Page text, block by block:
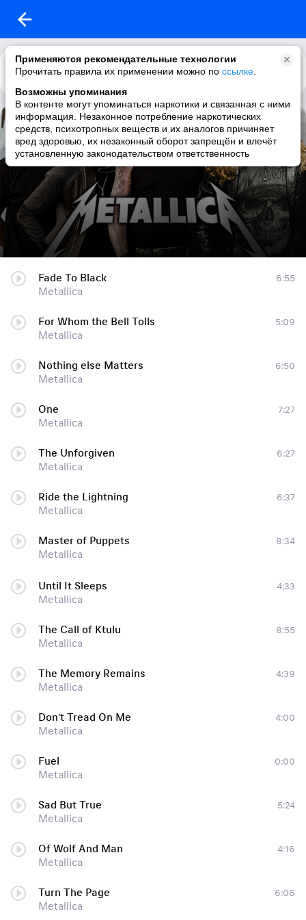
Применяются рекомендательные технологии
Прочитать правила их применении можно по ссылке
Возможны упоминания
В контенте могут упоминаться наркотики и связанная с ними
информация. Незаконное потребление наркотических
средств, психотропных веществ и их аналогов причиняет
вред здоровью, их незаконный оборот запрещён и влечёт
установленную законодательством ответственность
Каталог Рекомендации
Metallica
21 трек|thrash metal / metal / heavy metal / hard rock
Fade To Black
Metallica
6:55
For Whom the Bell Tolls
Metallica
5:09
Nothing else Matters
Metallica
6:50
One
Metallica
7:27
The Unforgiven
Metallica
6:27
Ride the Lightning
Metallica
6:37
Master of Puppets
Metallica
8:34
Until It Sleeps
Metallica
4:33
The Call of Ktulu
Metallica
8:55
The Memory Remains
Metallica
4:39
Don't Tread On Me
Metallica
4:00
Fuel
Metallica
0:00
Sad But True
Metallica
5:24
Of Wolf And Man
Metallica
4:16
Turn The Page
Metallica
6:06